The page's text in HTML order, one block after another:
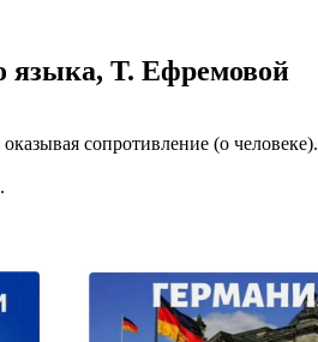
встреча
проживание.
профиле.
в
банка,
языка, Т. Ефремовой
сопротивление (о человеке).